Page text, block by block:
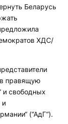
Беларусь
ХДС/
правящую
и свободных
и
(“АдГ“).